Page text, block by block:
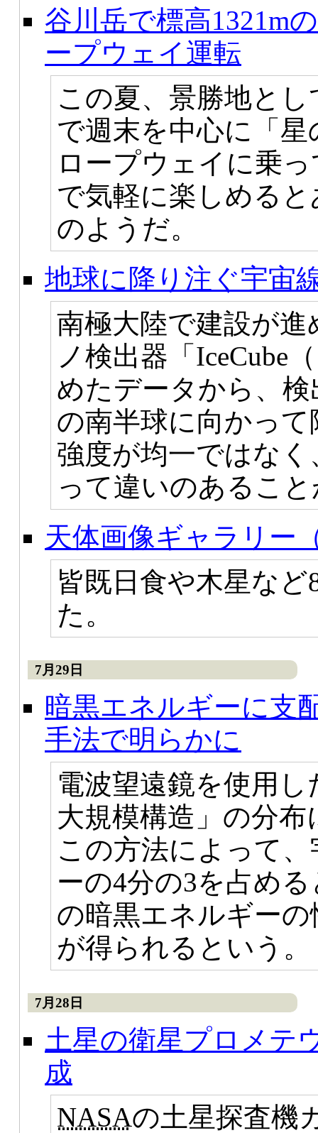
谷川岳で標高1321m
ープウェイ運転
この夏、景勝地と
で週末を中心に「
ロープウェイに乗
で気軽に楽しめる
のようだ。
地球に降り注ぐ宇宙
南極大陸で建設が
ノ検出器「IceCube
めたデータから、
の南半球に向かっ
強度が均一ではな
って違いのあるこ
天体画像ギャラリー
皆既日食や木星な
た。
7月29日
暗黒エネルギーに支
手法で明らかに
電波望遠鏡を使用
大規模構造」の分
この方法によって
ーの4分の3を占め
の暗黒エネルギー
が得られるという。
7月28日
土星の衛星プロメテ
成
NASAの土星探査機